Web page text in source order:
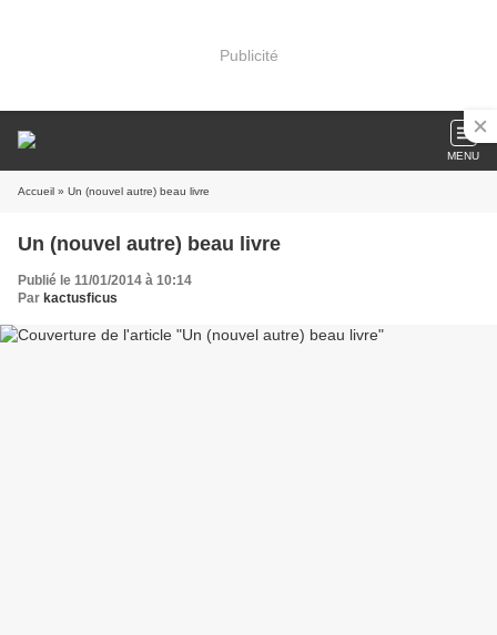
Publicité
MENU
Accueil » Un (nouvel autre) beau livre
Un (nouvel autre) beau livre
Publié le 11/01/2014 à 10:14
Par kactusficus